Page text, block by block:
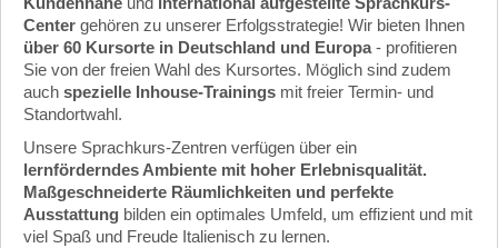
Center gehören zu unserer Erfolgsstrategie! Wir bieten Ihnen
über 60 Kursorte in Deutschland und Europa- profitieren
Sie von der freien Wahl des Kursortes. Möglich sind zudem
auch spezielle Inhouse-Trainings mit freier Termin- und
Standortwahl.
Unsere Sprachkurs-Zentren verfügen über ein
lernförderndes Ambiente mit hoher Erlebnisqualität.
Maßgeschneiderte Räumlichkeiten und perfekte
Ausstattung bilden ein optimales Umfeld, um effizient und mit
viel Spaß und Freude Italienisch zu lernen.